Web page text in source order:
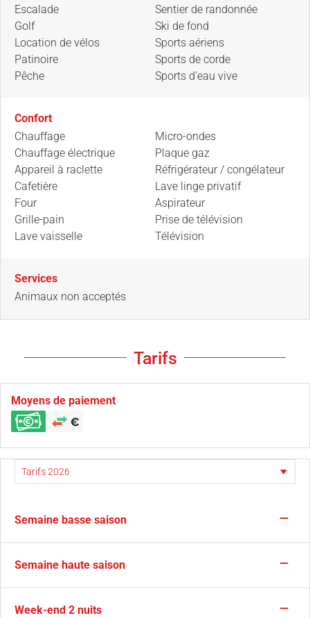
Escalade
Golf
Location de vélos
Patinoire
Pêche
Sentier de randonnée
Ski de fond
Sports aériens
Sports de corde
Sports d'eau vive
Confort
Chauffage
Chauffage électrique
Appareil à raclette
Cafetière
Four
Grille-pain
Lave vaisselle
Micro-ondes
Plaque gaz
Réfrigérateur / congélateur
Lave linge privatif
Aspirateur
Prise de télévision
Télévision
Services
Animaux non acceptés
Tarifs
Moyens de paiement
Semaine basse saison —
Semaine haute saison —
Week-end 2 nuits —